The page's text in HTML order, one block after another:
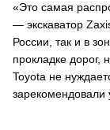
«Это самая
— экскаватор
России, так и в
прокладке дорог,
Toyota не
зарекомендовали